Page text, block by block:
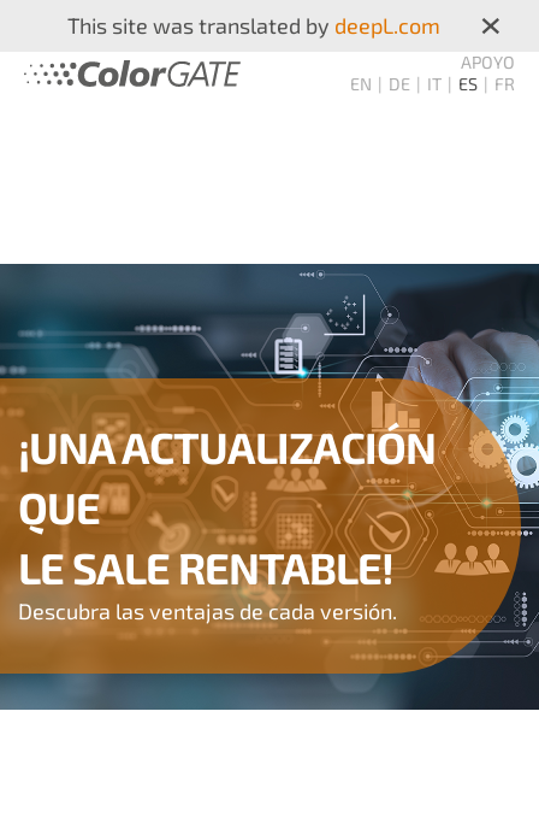
This site was translated by deepL.com ×
APOYO
EN
DE IT ES FR
¡UNA ACTUALIZACIÓN
QUE
LE SALE RENTABLE!
Descubra las ventajas de cada versión.